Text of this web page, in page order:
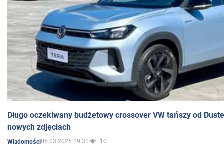
Długo oczekiwany budżetowy crossover VW tańszy od
nowych zdjęciach
Wiadomości05.03.2025 19:31 10